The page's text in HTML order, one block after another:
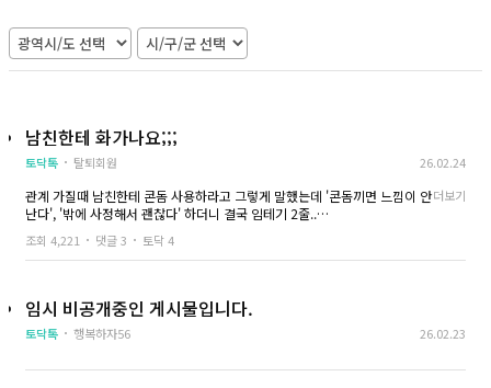
남친한테 화가나요;;;
토닥톡 탈퇴회원 26.02.24
관계 가질때 남친한테 콘돔 사용하라고 그렇게 말했는데 '콘돔끼면 느낌이 안
난다', '밖에 사정해서 괜찮다' 하더니 결국 임테기 2줄..
만나는 동안 괜찮길래 방심한 제 잘못도 있지만, 콘돔껴라해도 싫다더니 결국
이 사단을 만들어놓고ㅠ
저는 무섭고 두려워서 소화도 안되고 속도 울렁거리고 잠도 안오는데, 책임지
요..;;;
저희는 결혼준비도 안됐고 둘다 아기 생각 없는 사람들입니다.
근데 지금 남친 행동이 너무 화나고 억울해요..ㅠㅠ
더보기
조회 4,221 댓글 3 토닥 4
임시 비공개중인 게시물입니다.
토닥톡 행복하자56 26.02.23